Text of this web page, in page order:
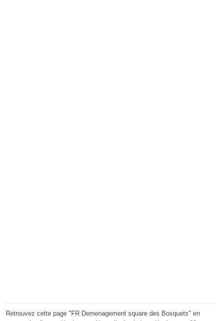
Retrouvez cette page "FR Demenagement square des Bosquets" en